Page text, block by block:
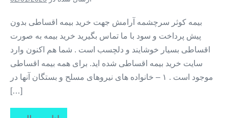
+
بیمه
ثالث
از
دم
قسط
در
ری
بیمه کوثر سرچشمه آرامش جهت خرید بیمه اقساطی بدون
پیش پرداخت و سود با ما تماس بگیرید خرید بیمه به صورت
اقساطی بسیار خوشایند و دلچسب است . شما هم اکنون وارد
سایت خرید بیمه اقساطی شده اید. برای همه بیمه اقساطی
موجود است . ۱ – خانواده های نیروهای مسلح و بستگان آنها در
[…]